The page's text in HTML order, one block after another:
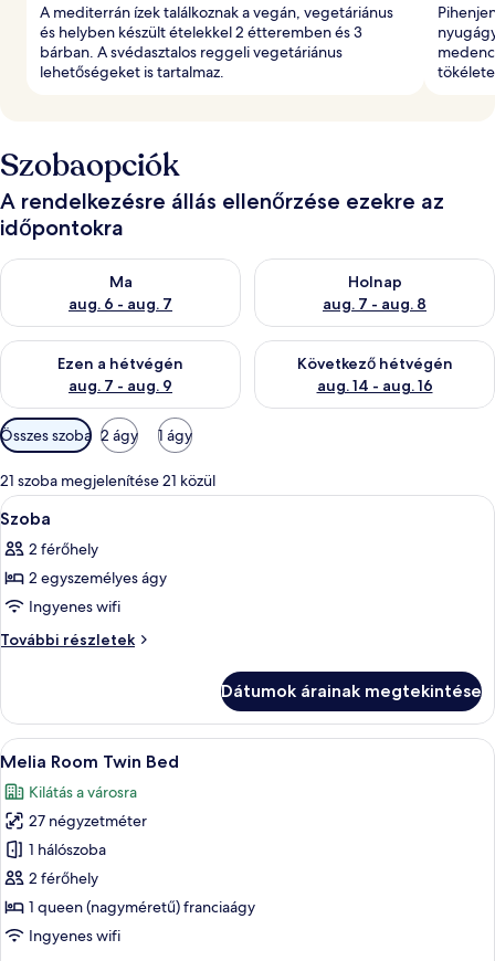
A mediterrán ízek találkoznak a vegán, vegetáriánus
és helyben készült ételekkel 2 étteremben és 3
bárban. A svédasztalos reggeli vegetáriánus
lehetőségeket is tartalmaz.
Szobaopciók
A rendelkezésre állás ellenőrzése ezekre az
időpontokra
Ma
aug. 6 - aug. 7
A ma esti rendelkezésre állás ellenőrzése: aug. 6 - aug. 7
Holnap
aug. 7 - aug. 8
A holnapi rendelkezésre állás
Ezen a hétvégén
aug. 7 - aug. 9
A mostani hétvégi rendelkezésre állás ellenőrzése: aug. 7 -
Következő hétvégén
aug. 14 - aug. 16
A következő hétvégi
Szobákhoz
rendelkezésre
álló
szűrők
Összes szoba 2 ágy 1 ágy
21 szoba megjelenítése 21 közül
A
következő
szoba
összes
képének
megtekintése:
Prémium ágynemű, minibár, széf a
4
Szoba
2 férőhely
2 egyszemélyes ágy
Ingyenes wifi
További részletek
Szoba
Dátumok árainak megtekintése
A
következő
szoba
összes
képének
megtekintése:
Melia
Room
Twin
Egy kétágyas szoba, íróasztallal és
8
Melia Room Twin Bed
Kilátás a városra
27 négyzetméter
1 hálószoba
2 férőhely
1 queen (nagyméretű) franciaágy
Ingyenes wifi